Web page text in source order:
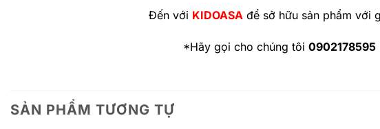
Đến với KIDOASA để sở hữu sản phẩm với
*Hãy gọi cho chúng tôi 0902178595
SẢN PHẨM TƯƠNG TỰ